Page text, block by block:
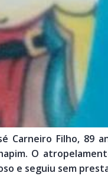
Carneiro Filho, 89
O
e seguiu sem